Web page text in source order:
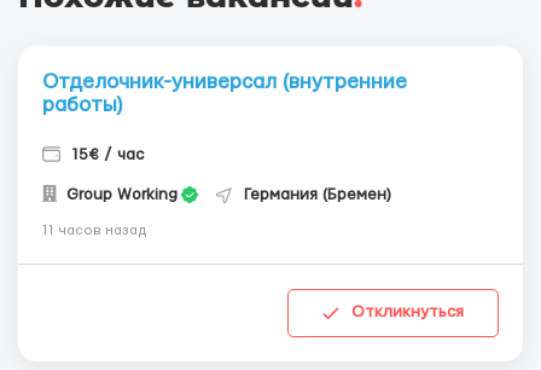
Отделочник-универсал (внутренние
работы)
15€ / час
Group Working Германия (Бремен)
11 часов назад
Откликнуться